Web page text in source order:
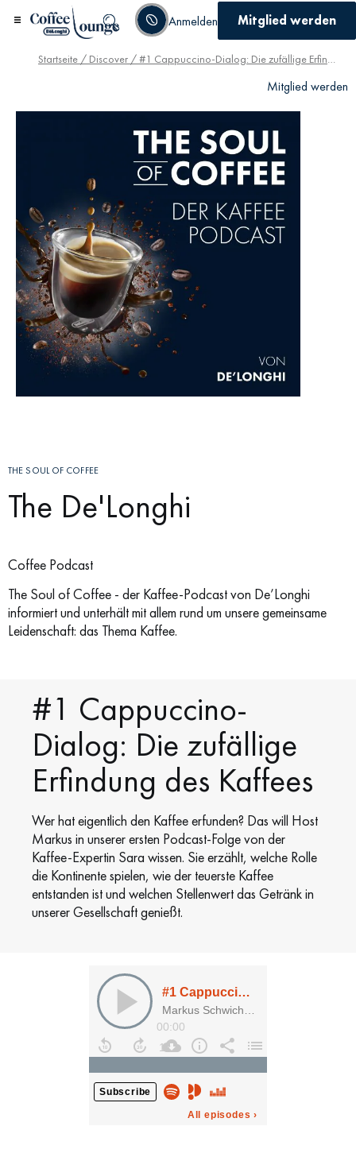
Anmelden Mitglied werden
Mitglied werden
Startseite / Discover / #1 Cappuccino-Dialog: Die zufällige Erfindung des Kaffees
THE SOUL OF COFFEE
The De'Longhi
Coffee Podcast
The Soul of Coffee - der Kaffee-Podcast von De’Longhi
informiert und unterhält mit allem rund um unsere gemeinsame
Leidenschaft: das Thema Kaffee.
#1 Cappuccino-
Dialog: Die zufällige
Erfindung des Kaffees
Wer hat eigentlich den Kaffee erfunden? Das will Host
Markus in unserer ersten Podcast-Folge von der
Kaffee-Expertin Sara wissen. Sie erzählt, welche Rolle
die Kontinente spielen, wie der teuerste Kaffee
entstanden ist und welchen Stellenwert das Getränk in
unserer Gesellschaft genießt.